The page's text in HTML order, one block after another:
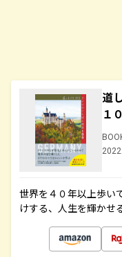
道
１
世界を４０年以上歩い
けする、人生を輝かせ